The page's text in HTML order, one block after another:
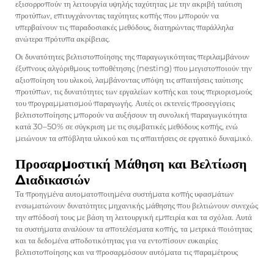
εξισορροπούν τη λειτουργία υψηλής ταχύτητας με την ακριβή ταύτιση
προτύπων, επιτυγχάνοντας ταχύτητες κοπής που μπορούν να
υπερβαίνουν τις παραδοσιακές μεθόδους, διατηρώντας παράλληλα
ανώτερα πρότυπα ακρίβειας.
Οι δυνατότητες βελτιστοποίησης της παραγωγικότητας περιλαμβάνουν
έξυπνους αλγόριθμους τοποθέτησης (nesting) που μεγιστοποιούν την
αξιοποίηση του υλικού, λαμβάνοντας υπόψη τις απαιτήσεις ταύτισης
προτύπων, τις δυνατότητες των εργαλείων κοπής και τους περιορισμούς
του προγραμματισμού παραγωγής. Αυτές οι εκτενείς προσεγγίσεις
βελτιστοποίησης μπορούν να αυξήσουν τη συνολική παραγωγικότητα
κατά 30–50% σε σύγκριση με τις συμβατικές μεθόδους κοπής, ενώ
μειώνουν τα απόβλητα υλικού και τις απαιτήσεις σε εργατικό δυναμικό.
Προσαρμοστική Μάθηση και Βελτίωση
Διαδικασιών
Τα προηγμένα αυτοματοποιημένα συστήματα κοπής υφασμάτων
ενσωματώνουν δυνατότητες μηχανικής μάθησης που βελτιώνουν συνεχώς
την απόδοσή τους με βάση τη λειτουργική εμπειρία και τα σχόλια. Αυτά
τα συστήματα αναλύουν τα αποτελέσματα κοπής, τα μετρικά ποιότητας
και τα δεδομένα αποδοτικότητας για να εντοπίσουν ευκαιρίες
βελτιστοποίησης και να προσαρμόσουν αυτόματα τις παραμέτρους